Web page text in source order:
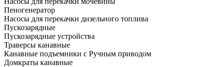
Пеногенератор
Насосы для перекачки дизельного топлива
Пускозарядные
Пускозарядные устройства
Траверсы канавные
Канавные подъемники с Ручным приводом
Домкраты канавные